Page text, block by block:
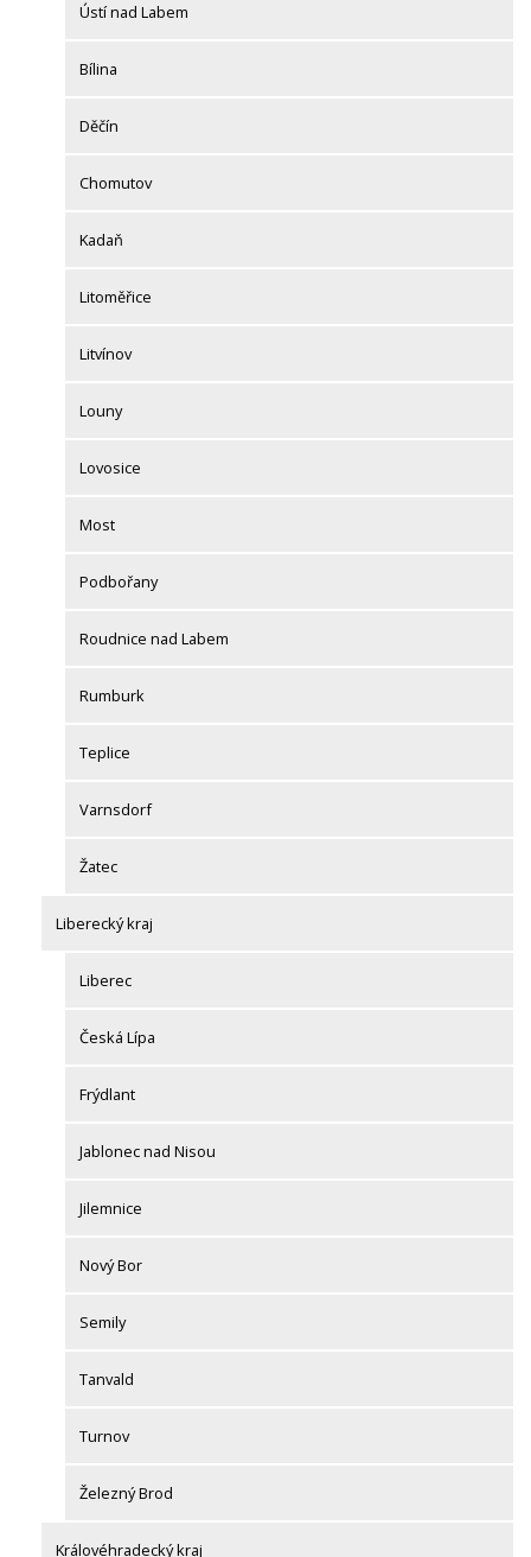
Ústí nad Labem
Bílina
Děčín
Chomutov
Kadaň
Litoměřice
Litvínov
Louny
Lovosice
Most
Podbořany
Roudnice nad Labem
Rumburk
Teplice
Varnsdorf
Žatec
Liberecký kraj
Liberec
Česká Lípa
Frýdlant
Jablonec nad Nisou
Jilemnice
Nový Bor
Semily
Tanvald
Turnov
Železný Brod
Královéhradecký kraj